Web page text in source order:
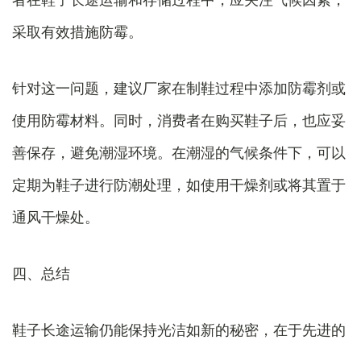
采取有效措施防霉。
针对这一问题，建议厂家在制鞋过程中添加防霉剂或
使用防霉材料。同时，消费者在购买鞋子后，也应妥
善保存，避免潮湿环境。在潮湿的气候条件下，可以
定期为鞋子进行防潮处理，如使用干燥剂或将其置于
通风干燥处。
四、总结
鞋子长途运输仍能保持光洁如新的秘密，在于先进的